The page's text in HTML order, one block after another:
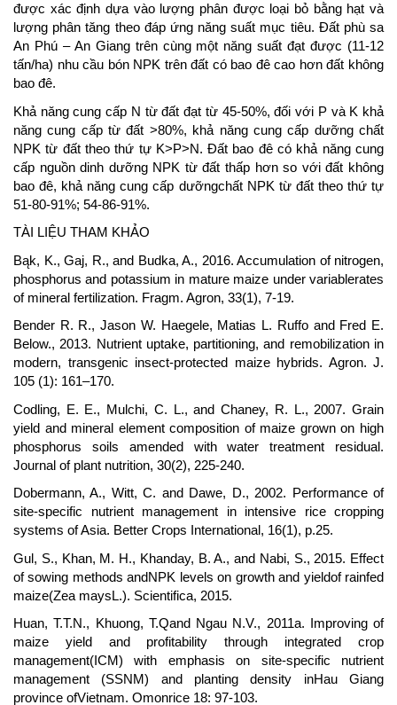
được xác định dựa vào lượng phân được loại bỏ bằng hạt và
lượng phân tăng theo đáp ứng năng suất mục tiêu. Đất phù sa
An Phú – An Giang trên cùng một năng suất đạt được (11-12
tấn/ha) nhu cầu bón NPK trên đất có bao đê cao hơn đất không
bao đê.
Khả năng cung cấp N từ đất đạt từ 45-50%, đối với P và K khả
năng cung cấp từ đất >80%, khả năng cung cấp dưỡng chất
NPK từ đất theo thứ tự K>P>N. Đất bao đê có khả năng cung
cấp nguồn dinh dưỡng NPK từ đất thấp hơn so với đất không
bao đê, khả năng cung cấp dưỡngchất NPK từ đất theo thứ tự
51-80-91%; 54-86-91%.
TÀI LIỆU THAM KHẢO
Bąk, K., Gaj, R., and Budka, A., 2016. Accumulation of nitrogen,
phosphorus and potassium in mature maize under variablerates
of mineral fertilization. Fragm. Agron, 33(1), 7-19.
Bender R. R., Jason W. Haegele, Matias L. Ruffo and Fred E.
Below., 2013. Nutrient uptake, partitioning, and remobilization in
modern, transgenic insect-protected maize hybrids. Agron. J.
105 (1): 161–170.
Codling, E. E., Mulchi, C. L., and Chaney, R. L., 2007. Grain
yield and mineral element composition of maize grown on high
phosphorus soils amended with water treatment residual.
Journal of plant nutrition, 30(2), 225-240.
Dobermann, A., Witt, C. and Dawe, D., 2002. Performance of
site-specific nutrient management in intensive rice cropping
systems of Asia. Better Crops International, 16(1), p.25.
Gul, S., Khan, M. H., Khanday, B. A., and Nabi, S., 2015. Effect
of sowing methods andNPK levels on growth and yieldof rainfed
maize(Zea maysL.). Scientifica, 2015.
Huan, T.T.N., Khuong, T.Qand Ngau N.V., 2011a. Improving of
maize yield and profitability through integrated crop
management(ICM) with emphasis on site-specific nutrient
management (SSNM) and planting density inHau Giang
province ofVietnam. Omonrice 18: 97-103.